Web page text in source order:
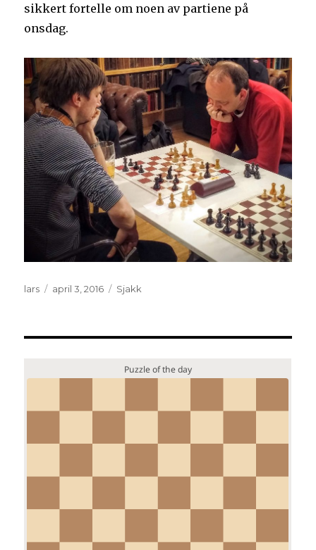
sikkert fortelle om noen av partiene på
onsdag.
Forfatter
lars Publisert
april 3, 2016 Kategorier
Sjakk